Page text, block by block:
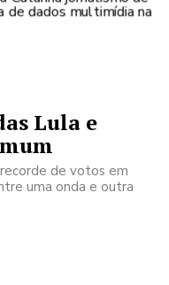
Lula e
de votos em
uma onda e outra